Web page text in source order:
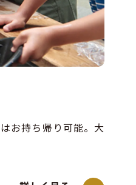
お持ち帰り可能。大